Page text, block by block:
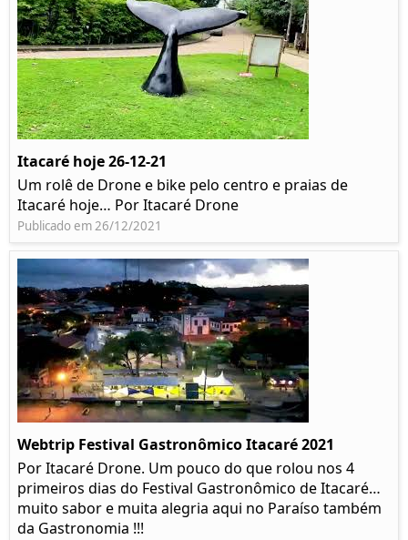
Itacaré hoje 26-12-21
Um rolê de Drone e bike pelo centro e praias de
Itacaré hoje… Por Itacaré Drone
Publicado em 26/12/2021
Webtrip Festival Gastronômico Itacaré 2021
Por Itacaré Drone. Um pouco do que rolou nos 4
primeiros dias do Festival Gastronômico de Itacaré…
muito sabor e muita alegria aqui no Paraíso também
da Gastronomia !!!